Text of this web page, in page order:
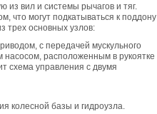
из вил и системы рычагов и тяг.
что могут подкатываться к поддону
трех основных узлов:
с передачей мускульного
насосом, расположенным в рукоятке
схема управления с двумя
колесной базы и гидроузла.